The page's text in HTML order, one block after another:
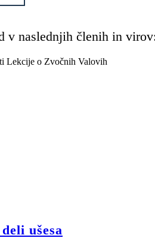
v naslednjih členih in
ušesa